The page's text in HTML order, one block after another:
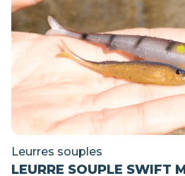
Leurres souples
LEURRE SOUPLE SWIFT